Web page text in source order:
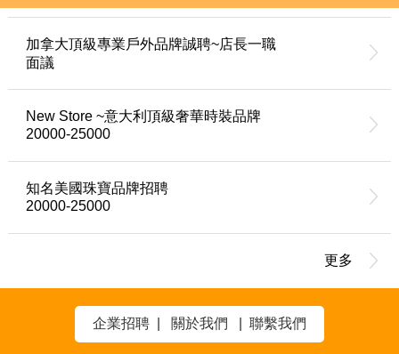
加拿大頂級專業戶外品牌誠聘~店長一職
面議
New Store ~意大利頂級奢華時裝品牌
20000-25000
知名美國珠寶品牌招聘
20000-25000
更多
企業招聘 關於我們 聯繫我們